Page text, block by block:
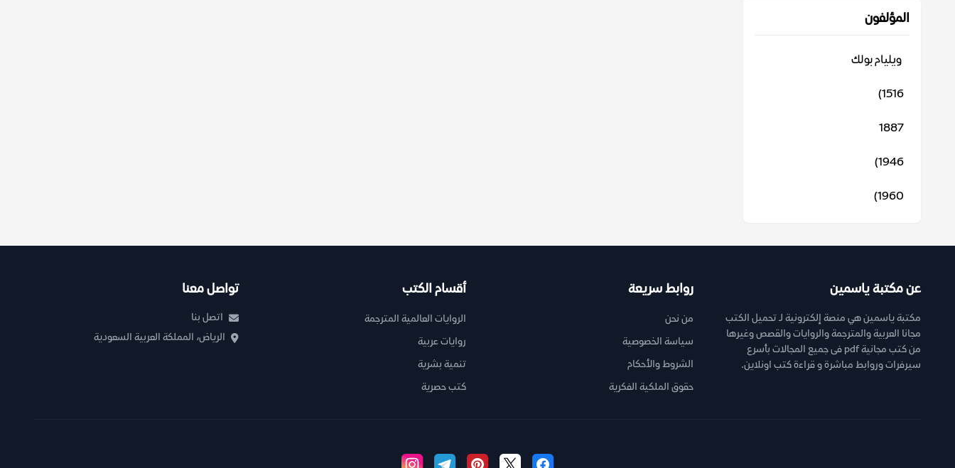
المؤلفون
‬ ويليام بولك
1516)
1887
1946)
1960)
عن مكتبة ياسمين
مكتبة ياسمين هي منصة إلكترونية لـ تحميل الكتب
مجانا العربية والمترجمة والروايات والقصص وغيرها
من كتب مجانية pdf فى جميع المجالات بأسرع
سيرفرات وروابط مباشرة و قراءة كتب اونلاين.
روابط سريعة
من نحن
سياسة الخصوصية
الشروط والأحكام
حقوق الملكية الفكرية
أقسام الكتب
الروايات العالمية المترجمة
روايات عربية
تنمية بشرية
كتب حصرية
تواصل معنا
اتصل بنا
الرياض، المملكة العربية السعودية